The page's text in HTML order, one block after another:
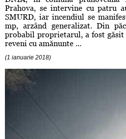
Prahova, se intervine cu patru
SMURD, iar incendiul se
mp, arzând generalizat. Din
probabil proprietarul, a fost
reveni cu amănunte ...
(1 ianuarie 2018)